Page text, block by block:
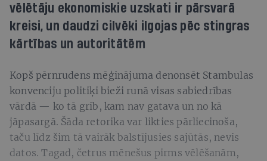
vēlētāju ekonomiskie uzskati ir pārsvarā
kreisi, un daudzi cilvēki ilgojas pēc stingras
kārtības un autoritātēm
Kopš pērnrudens mēģinājuma denonsēt Stambulas
konvenciju politiķi bieži runā visas sabiedrības
vārdā — ko tā grib, kam nav gatava un no kā
jāpasargā. Šāda retorika var likties pārliecinoša,
taču līdz šim tā vairāk balstījusies sajūtās, nevis
datos. Tagad, četrus mēnešus pirms vēlēšanām,